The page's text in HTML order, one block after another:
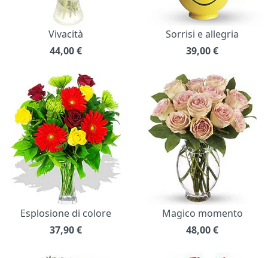
Vivacità
44,00€
Sorrisi e allegria
39,00€
Esplosione di colore
37,90€
Magico momento
48,00€